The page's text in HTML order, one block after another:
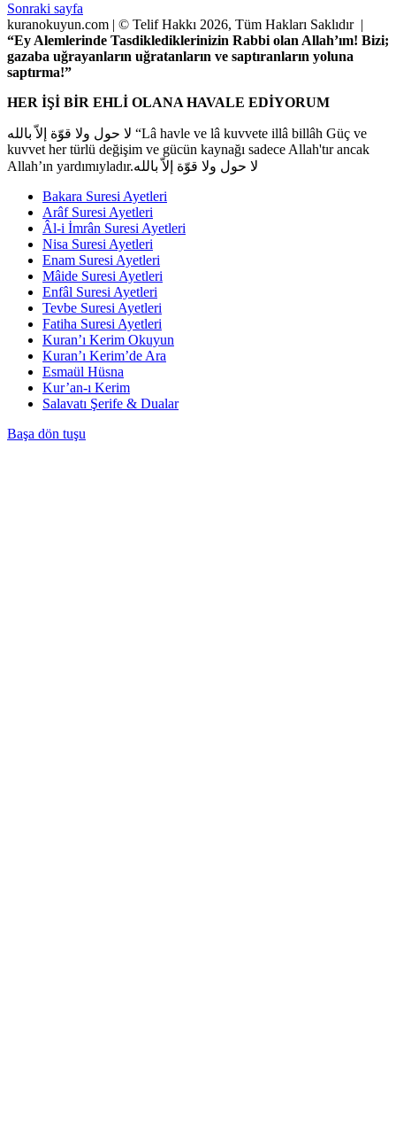
Sonraki sayfa
kuranokuyun.com | © Telif Hakkı 2026, Tüm Hakları Saklıdır |
“Ey Alemlerinde Tasdiklediklerinizin Rabbi olan Allah’ım! Bizi;
gazaba uğrayanların uğratanların ve saptıranların yoluna
saptırma!”
HER İŞİ BİR EHLİ OLANA HAVALE EDİYORUM
لا حول ولا قوّة إلاّ بالله “Lâ havle ve lâ kuvvete illâ billâh Güç ve
kuvvet her türlü değişim ve gücün kaynağı sadece Allah'tır ancak
Allah’ın yardımıyladır.لا حول ولا قوّة إلاّ بالله
Bakara Suresi Ayetleri
Arâf Suresi Ayetleri
Âl-i İmrân Suresi Ayetleri
Nisa Suresi Ayetleri
Enam Suresi Ayetleri
Mâide Suresi Ayetleri
Enfâl Suresi Ayetleri
Tevbe Suresi Ayetleri
Fatiha Suresi Ayetleri
Kuran’ı Kerim Okuyun
Kuran’ı Kerim’de Ara
Esmaül Hüsna
Kur’an-ı Kerim
Salavatı Şerife & Dualar
Başa dön tuşu